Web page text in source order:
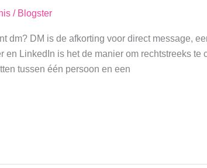
/ Blogster
dm? DM is de afkorting voor direct message,
en LinkedIn is het de manier om rechtstreeks
tussen één persoon en een